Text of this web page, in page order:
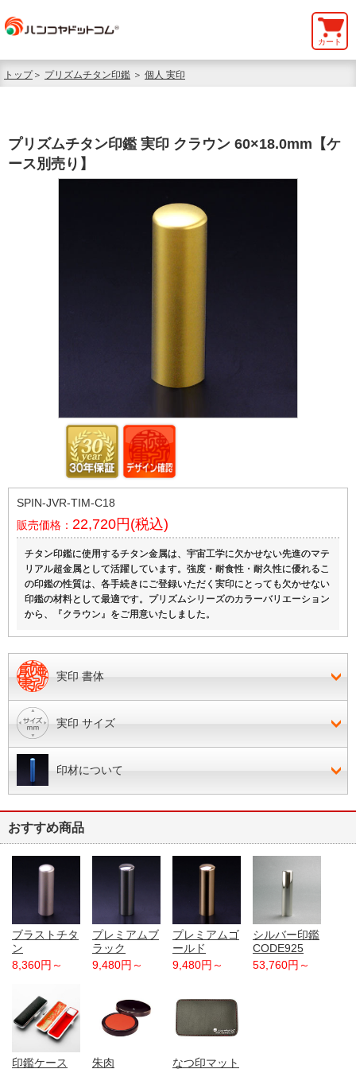
カート
トップ＞ プリズムチタン印鑑 ＞ 個人 実印
プリズムチタン印鑑 実印 クラウン 60×18.0mm【ケ
ース別売り】
SPIN-JVR-TIM-C18
販売価格： 22,720円(税込)
チタン印鑑に使用するチタン金属は、宇宙工学に欠かせない先進のマテ
リアル超金属として活躍しています。強度・耐食性・耐久性に優れるこ
の印鑑の性質は、各手続きにご登録いただく実印にとっても欠かせない
印鑑の材料として最適です。プリズムシリーズのカラーバリエーション
から、『クラウン』をご用意いたしました。
実印 書体
実印 サイズ
印材について
おすすめ商品
ブラストチタ
ン
8,360円～
プレミアムブ
ラック
9,480円～
プレミアムゴ
ールド
9,480円～
シルバー印鑑
CODE925
53,760円～
印鑑ケース 朱肉 なつ印マット